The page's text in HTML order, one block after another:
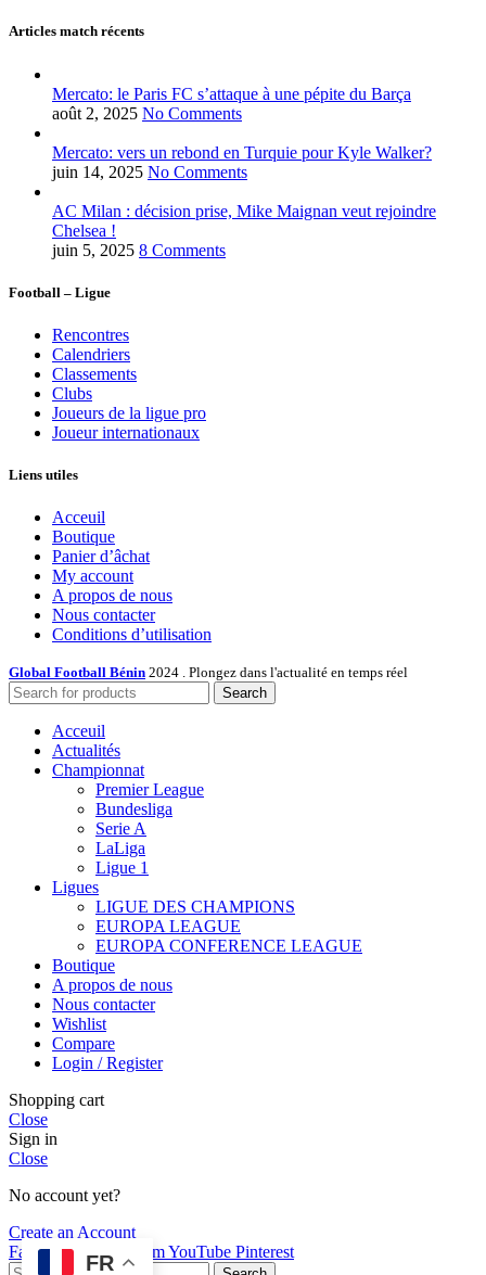
Articles match récents
Mercato: le Paris FC s’attaque à une pépite du Barça
août 2, 2025 No Comments
Mercato: vers un rebond en Turquie pour Kyle Walker?
juin 14, 2025 No Comments
AC Milan : décision prise, Mike Maignan veut rejoindre
Chelsea !
juin 5, 2025 8 Comments
Football – Ligue
Rencontres
Calendriers
Classements
Clubs
Joueurs de la ligue pro
Joueur internationaux
Liens utiles
Acceuil
Boutique
Panier d’âchat
My account
A propos de nous
Nous contacter
Conditions d’utilisation
Global Football Bénin 2024 . Plongez dans l'actualité en temps réel
Search
Acceuil
Actualités
Championnat
Premier League
Bundesliga
Serie A
LaLiga
Ligue 1
Ligues
LIGUE DES CHAMPIONS
EUROPA LEAGUE
EUROPA CONFERENCE LEAGUE
Boutique
A propos de nous
Nous contacter
Wishlist
Compare
Login / Register
Shopping cart
Close
Sign in
Close
No account yet?
Create an Account
Facebook
X InstagramYouTube Pinterest
FR